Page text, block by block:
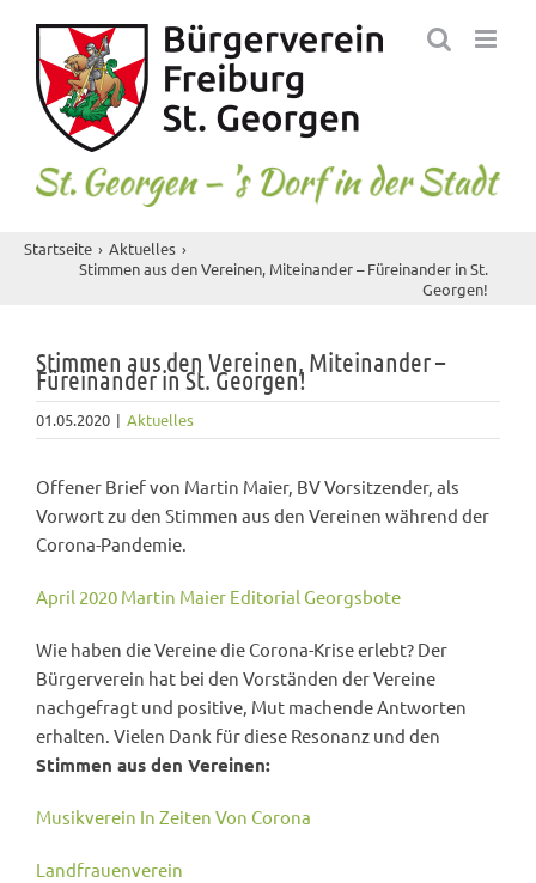
content
Startseite
Aktuelles
Stimmen aus den Vereinen, Miteinander – Füreinander in St.
Georgen!
Stimmen aus den Vereinen, Miteinander –
Füreinander in St. Georgen!
01.05.2020 | Aktuelles
Offener Brief von Martin Maier, BV Vorsitzender, als
Vorwort zu den Stimmen aus den Vereinen während der
Corona-Pandemie.
April 2020 Martin Maier Editorial Georgsbote
Wie haben die Vereine die Corona-Krise erlebt? Der
Bürgerverein hat bei den Vorständen der Vereine
nachgefragt und positive, Mut machende Antworten
erhalten. Vielen Dank für diese Resonanz und den
Stimmen aus den Vereinen:
Musikverein In Zeiten Von Corona
Landfrauenverein